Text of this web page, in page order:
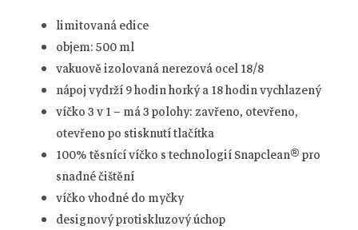
limitovaná edice
objem: 500 ml
vakuově izolovaná nerezová ocel 18/8
nápoj vydrží 9 hodin horký a 18 hodin vychlazený
víčko 3 v 1 – má 3 polohy: zavřeno, otevřeno,
otevřeno po stisknutí tlačítka
100% těsnící víčko s technologií Snapclean® pro
snadné čištění
víčko vhodné do myčky
designový protiskluzový úchop